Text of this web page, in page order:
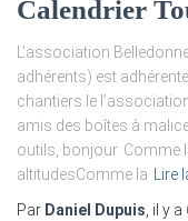
Calendrier
L’association
adhérents) est
chantiers le
amis des boîtes à
outils, bonjour. Comme
altitudesComme la Lire
Par Daniel Dupuis, il y a